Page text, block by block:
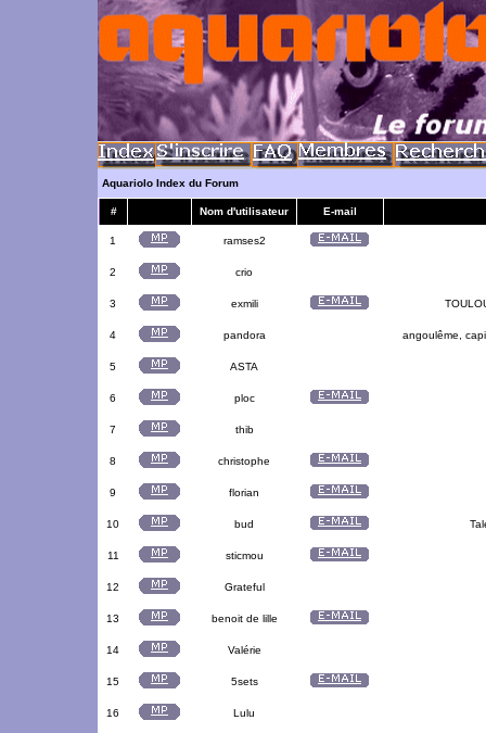
Aquariolo Index du Forum
# Nom d'utilisateur E-mail
1 ramses2
2 crio
3 exmili
4 pandora angoulême,
5 ASTA
6 ploc
7 thib
8 christophe
9 florian
10 bud
11 sticmou
12 Grateful
13 benoit de lille
14 Valérie
15 5sets
16 Lulu